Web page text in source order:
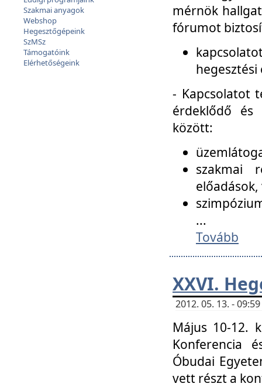
Szakmai anyagok
Webshop
Hegesztőgépeink
SzMSz
Támogatóink
Elérhetőségeink
mérnök
fórumot
- Kapcsolatot
érdeklődő és
között:
szakmai
...
Tovább
XXVI.
2012. 05. 13. -
Május 10-12.
Konferencia
Óbudai
vett részt a